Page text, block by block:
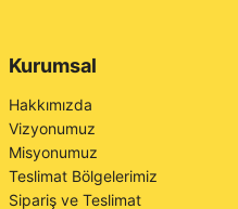
Kurumsal
Hakkımızda
Vizyonumuz
Misyonumuz
Teslimat Bölgelerimiz
Sipariş ve Teslimat